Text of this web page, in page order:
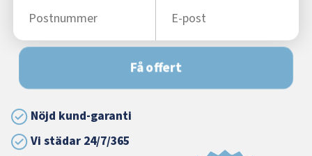
Få offert
Nöjd kund-garanti
Vi städar 24/7/365